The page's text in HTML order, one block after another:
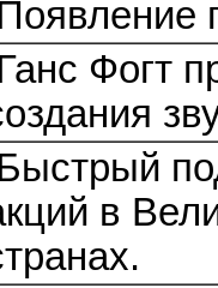
Фогт
в